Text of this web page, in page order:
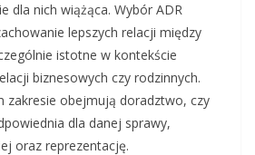
dla nich wiążąca. Wybór ADR
lepszych relacji między
istotne w kontekście
biznesowych czy rodzinnych.
zakresie obejmują doradztwo, czy
dla danej sprawy,
oraz reprezentację.